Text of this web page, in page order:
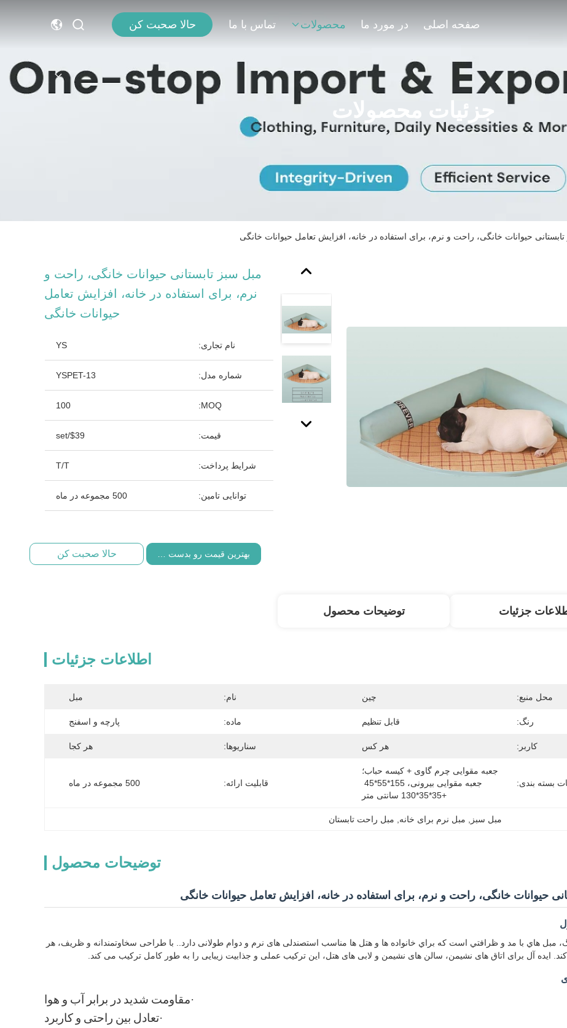
صفحه اصلی در مورد ما محصولات تماس با ما حالا صحبت کن
جزئیات محصولات
حیوانات خانگی، راحت و نرم، برای استفاده در خانه، افزایش تعامل حیوانات خانگی
مبل سبز تابستانی حیوانات خانگی، راحت و
نرم، برای استفاده در خانه، افزایش تعامل
حیوانات خانگی
نام تجاری: YS
شماره مدل: YSPET-13
MOQ:
100
قیمت: $39/set
شرایط پرداخت: T/T
توانایی تامین: 500 مجموعه در ماه
بهترین قیمت رو بدست بیار حالا صحبت کن
جزئیات توضیحات محصول
اطلاعات جزئیات
محل منبع: چین نام: مبل
رنگ: قابل تنظیم ماده: پارچه و اسفنج
کاربر: هر کس سناریوها: هر کجا
بسته بندی:
+35*35*130 سانتی متر
قابلیت ارائه: 500 مجموعه در ماه
مبل سبز مبل نرم برای خانه مبل راحت تابستان
توضیحات محصول
حیوانات خانگی، راحت و نرم، برای استفاده در خانه، افزایش تعامل حیوانات خانگی
مبل هاي با مد و ظرافتي است که براي خانواده ها و هتل ها مناسب استصندلی های نرم و دوام طولانی دارد.. با طراحی سخاوتمندانه و ظریف، هر
ایده آل برای اتاق های نشیمن، سالن های نشیمن و لابی های هتل، این ترکیب عملی و جذابیت زیبایی را به طور کامل ترکیب می کند.
·مقاومت شدید در برابر آب و هوا
·تعادل بین راحتی و کاربرد